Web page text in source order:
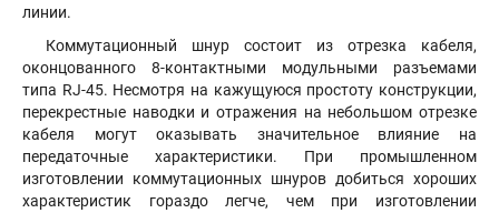
линии.
Коммутационный шнур состоит из отрезка кабеля,
оконцованного 8-контактными модульными разъемами
типа RJ-45. Несмотря на кажущуюся простоту конструкции,
перекрестные наводки и отражения на небольшом отрезке
кабеля могут оказывать значительное влияние на
передаточные характеристики. При промышленном
изготовлении коммутационных шнуров добиться хороших
характеристик гораздо легче, чем при изготовлении